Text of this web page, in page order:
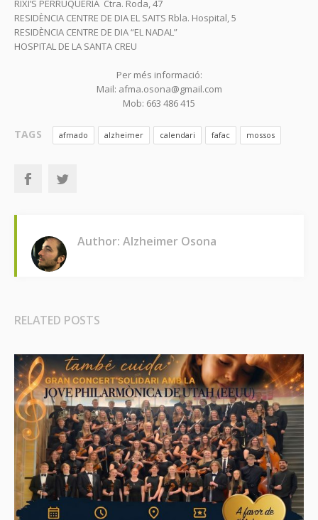
RIXI’S PERRUQUERIA Ctra. Roda, 47
RESIDÈNCIA CENTRE DE DIA EL SAITS Rbla. Hospital, 5
RESIDÈNCIA CENTRE DE DIA “EL NADAL”
HOSPITAL DE LA SANTA CREU
Per més informació:
Mail: afma.osona@gmail.com
Mob: 663 486 415
TAGS afmado alzheimer calendari fafac mossos
Author: Alzheimer Osona
RELATED POSTS